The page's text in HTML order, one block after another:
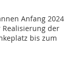
Anfang 2024
der
bis zum